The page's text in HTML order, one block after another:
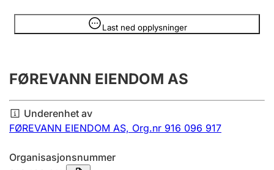
Lag og forening
Registrere, endre, slette
Årsregnskap
Innsending og forsinkelsesgebyr
Last ned opplysninger
Opplysninger er skjult
FØREVANN EIENDOM AS
Underenhet av
FØREVANN EIENDOM AS, Org.nr 916 096 917
Organisasjonsnummer